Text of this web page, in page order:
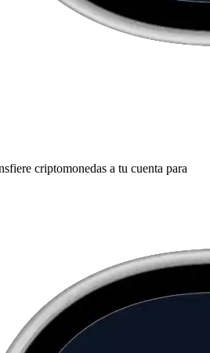
criptomonedas a tu cuenta para